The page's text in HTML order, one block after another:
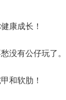
康成长！
没有公仔玩了。
和软肋！